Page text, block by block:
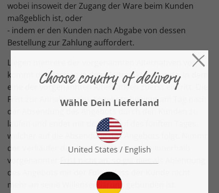
wobei insoweit der Zugang der Ware beim Kunden
maßgeblich ist, oder
- indem er den Kunden nach Abgabe von dessen
Bestellung zur Zahlung auffordert.
Liegen mehrere der vorgenannten Alternativen vor,
kommt der Vertrag in dem Zeitpunkt zustande, in dem
eine der vorgenannten Alternativen zuerst eintritt. Die
Frist zur Annahme des Angebots beginnt am Tag nach
der Absendung des Angebots durch den Kunden zu
laufen und endet mit dem Ablauf des fünften Tages,
welcher auf die Absendung des Angebots folgt. Nimmt
der Verkäufer das Angebot des Kunden innerhalb
vorgenannter Frist nicht an, so gilt dies als Ablehnung
des Angebots mit der Folge, dass der Kunde nicht
mehr an seine Willenserklärung gebunden ist.